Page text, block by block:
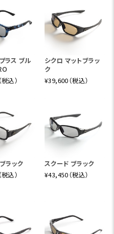
ラス ブル
込）
シクロ マットブラッ
ク
¥39,600（税込）
ラック
込）
スクード ブラック
¥43,450（税込）